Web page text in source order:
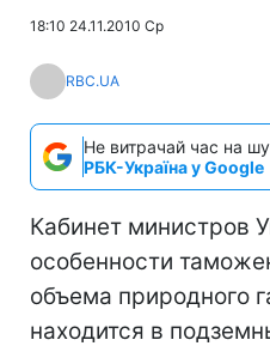
18:10 24.11.2010 Ср
RBC.UA
Не витрачай час на
РБК-Україна у Google
Кабинет министров
особенности
объема природного
находится в